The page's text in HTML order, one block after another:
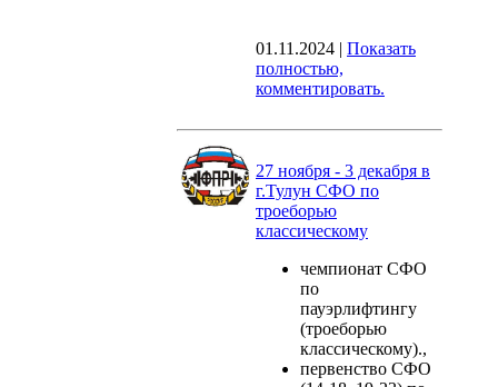
01.11.2024 | Показать
полностью,
комментировать.
27 ноября - 3 декабря в
г.Тулун СФО по
троеборью
классическому
чемпионат СФО
по
пауэрлифтингу
(троеборью
классическому).,
первенство СФО